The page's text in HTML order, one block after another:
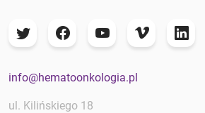
info@hematoonkologia.pl
ul. Kilińskiego 18